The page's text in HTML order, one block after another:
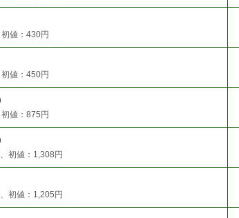
値：430円
値：450円
値：875円
初値：1,308円
初値：1,205円